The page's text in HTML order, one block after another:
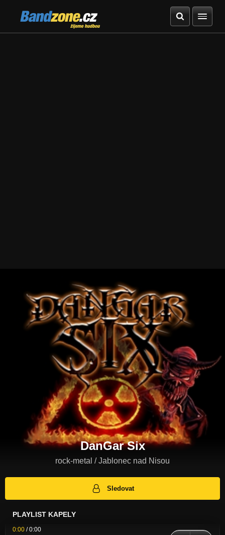
Bandzone.cz
žijeme hudbou
DanGar Six
rock-metal / Jablonec nad Nisou
Sledovat
PLAYLIST KAPELY
0:00 /0:00